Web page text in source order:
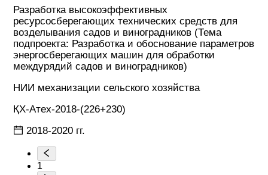
Разработка высокоэффективных
ресурсосберегающих технических средств для
возделывания садов и виноградников (Тема
подпроекта: Разработка и обоснование параметров
энергосберегающих машин для обработки
междурядий садов и виноградников)
НИИ механизации сельского хозяйства
ҚХ-Атех-2018-(226+230)
2018-2020 гг.
1